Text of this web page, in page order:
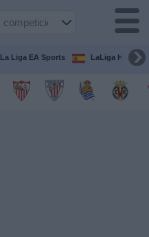
La Liga EA Sports LaLiga